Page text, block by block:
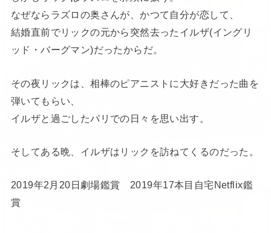
なぜならラズロの奥さんが、かつて自分が恋して、
結婚直前でリックの元から突然去ったイルザ(イングリ
ッド・バーグマン)だったからだ。
その夜リックは、相棒のピアニストに大好きだった曲を
弾いてもらい、
イルザと過ごしたパリでの日々を思い出す。
そしてある晩、イルザはリックを訪ねてくるのだった。
2019年2月20日劇場鑑賞 2019年17本目自宅Netflix鑑
賞